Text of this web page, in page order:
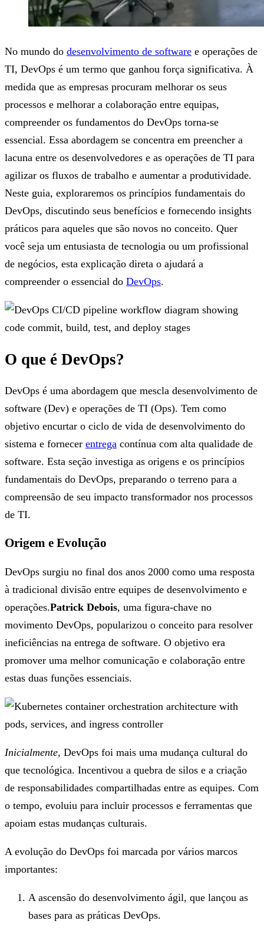
No mundo do desenvolvimento de software e operações de
TI, DevOps é um termo que ganhou força significativa. À
medida que as empresas procuram melhorar os seus
processos e melhorar a colaboração entre equipas,
compreender os fundamentos do DevOps torna-se
essencial. Essa abordagem se concentra em preencher a
lacuna entre os desenvolvedores e as operações de TI para
agilizar os fluxos de trabalho e aumentar a produtividade.
Neste guia, exploraremos os princípios fundamentais do
DevOps, discutindo seus benefícios e fornecendo insights
práticos para aqueles que são novos no conceito. Quer
você seja um entusiasta de tecnologia ou um profissional
de negócios, esta explicação direta o ajudará a
compreender o essencial do DevOps.
O que é DevOps?
DevOps é uma abordagem que mescla desenvolvimento de
software (Dev) e operações de TI (Ops). Tem como
objetivo encurtar o ciclo de vida de desenvolvimento do
sistema e fornecer entrega contínua com alta qualidade de
software. Esta seção investiga as origens e os princípios
fundamentais do DevOps, preparando o terreno para a
compreensão de seu impacto transformador nos processos
de TI.
Origem e Evolução
DevOps surgiu no final dos anos 2000 como uma resposta
à tradicional divisão entre equipes de desenvolvimento e
operações.Patrick Debois, uma figura-chave no
movimento DevOps, popularizou o conceito para resolver
ineficiências na entrega de software. O objetivo era
promover uma melhor comunicação e colaboração entre
estas duas funções essenciais.
Inicialmente, DevOps foi mais uma mudança cultural do
que tecnológica. Incentivou a quebra de silos e a criação
de responsabilidades compartilhadas entre as equipes. Com
o tempo, evoluiu para incluir processos e ferramentas que
apoiam estas mudanças culturais.
A evolução do DevOps foi marcada por vários marcos
importantes:
A ascensão do desenvolvimento ágil, que lançou as
bases para as práticas DevOps.